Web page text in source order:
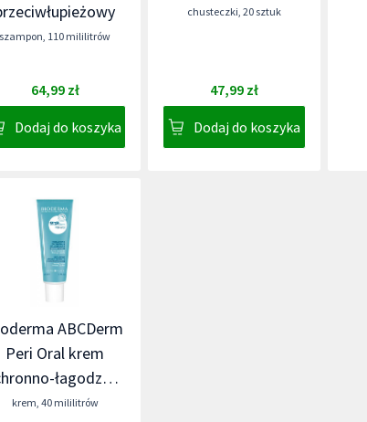
szampon, 110 mililitrów
64,99 zł
Dodaj do koszyka
chusteczki, 20 sztuk
47,99 zł
Dodaj do koszyka
ABCDerm
Peri Oral krem
łagodzący
do skóry wokół ust
krem, 40 mililitrów